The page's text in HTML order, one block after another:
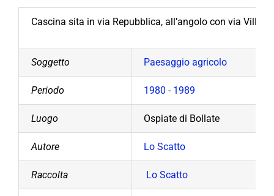
Cascina sita in via Repubblica, all’angolo con via
Soggetto Paesaggio agricolo
Periodo 1980 - 1989
Luogo Ospiate di Bollate
Autore Lo Scatto
Raccolta Lo Scatto